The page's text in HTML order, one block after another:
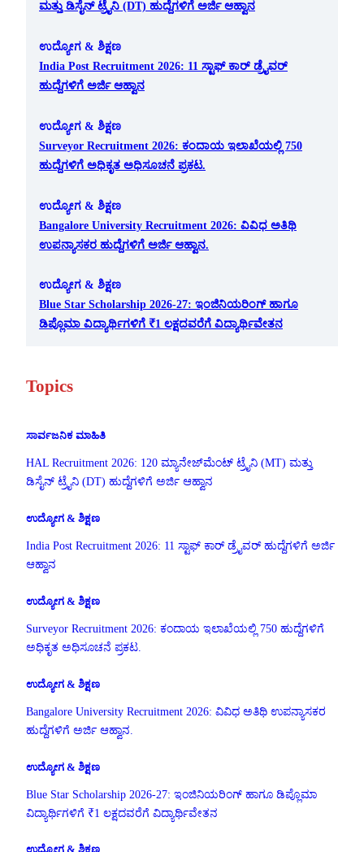
ಮತ್ತು ಡಿಸೈನ್ ಟ್ರೈನಿ (DT) ಹುದ್ದೆಗಳಿಗೆ ಅರ್ಜಿ ಆಹ್ವಾನ
ಉದ್ಯೋಗ & ಶಿಕ್ಷಣ
India Post Recruitment 2026: 11 ಸ್ಟಾಫ್ ಕಾರ್ ಡ್ರೈವರ್
ಹುದ್ದೆಗಳಿಗೆ ಅರ್ಜಿ ಆಹ್ವಾನ
ಉದ್ಯೋಗ & ಶಿಕ್ಷಣ
Surveyor Recruitment 2026: ಕಂದಾಯ ಇಲಾಖೆಯಲ್ಲಿ 750
ಹುದ್ದೆಗಳಿಗೆ ಅಧಿಕೃತ ಅಧಿಸೂಚನೆ ಪ್ರಕಟ.
ಉದ್ಯೋಗ & ಶಿಕ್ಷಣ
Bangalore University Recruitment 2026: ವಿವಿಧ ಅತಿಥಿ
ಉಪನ್ಯಾಸಕರ ಹುದ್ದೆಗಳಿಗೆ ಅರ್ಜಿ ಆಹ್ವಾನ.
ಉದ್ಯೋಗ & ಶಿಕ್ಷಣ
Blue Star Scholarship 2026-27: ಇಂಜಿನಿಯರಿಂಗ್ ಹಾಗೂ
ಡಿಪ್ಲೊಮಾ ವಿದ್ಯಾರ್ಥಿಗಳಿಗೆ ₹1 ಲಕ್ಷದವರೆಗೆ ವಿದ್ಯಾರ್ಥಿವೇತನ
Topics
ಸಾರ್ವಜನಿಕ ಮಾಹಿತಿ
HAL Recruitment 2026: 120 ಮ್ಯಾನೇಜ್‌ಮೆಂಟ್ ಟ್ರೈನಿ (MT) ಮತ್ತು
ಡಿಸೈನ್ ಟ್ರೈನಿ (DT) ಹುದ್ದೆಗಳಿಗೆ ಅರ್ಜಿ ಆಹ್ವಾನ
ಉದ್ಯೋಗ & ಶಿಕ್ಷಣ
India Post Recruitment 2026: 11 ಸ್ಟಾಫ್ ಕಾರ್ ಡ್ರೈವರ್ ಹುದ್ದೆಗಳಿಗೆ ಅರ್ಜಿ
ಆಹ್ವಾನ
ಉದ್ಯೋಗ & ಶಿಕ್ಷಣ
Surveyor Recruitment 2026: ಕಂದಾಯ ಇಲಾಖೆಯಲ್ಲಿ 750 ಹುದ್ದೆಗಳಿಗೆ
ಅಧಿಕೃತ ಅಧಿಸೂಚನೆ ಪ್ರಕಟ.
ಉದ್ಯೋಗ & ಶಿಕ್ಷಣ
Bangalore University Recruitment 2026: ವಿವಿಧ ಅತಿಥಿ ಉಪನ್ಯಾಸಕರ
ಹುದ್ದೆಗಳಿಗೆ ಅರ್ಜಿ ಆಹ್ವಾನ.
ಉದ್ಯೋಗ & ಶಿಕ್ಷಣ
Blue Star Scholarship 2026-27: ಇಂಜಿನಿಯರಿಂಗ್ ಹಾಗೂ ಡಿಪ್ಲೊಮಾ
ವಿದ್ಯಾರ್ಥಿಗಳಿಗೆ ₹1 ಲಕ್ಷದವರೆಗೆ ವಿದ್ಯಾರ್ಥಿವೇತನ
ಉದ್ಯೋಗ & ಶಿಕ್ಷಣ